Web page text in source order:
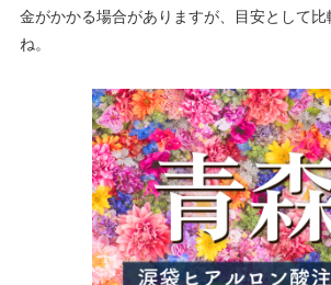
金がかかる場合がありますが、目安として
ね。